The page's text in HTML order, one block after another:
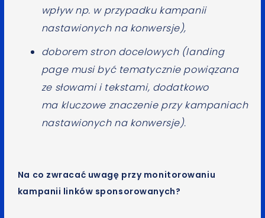
wpływ np. w przypadku kampanii
nastawionych na konwersje),
doborem stron docelowych (landing
page musi być tematycznie powiązana
ze słowami i tekstami, dodatkowo
ma kluczowe znaczenie przy kampaniach
nastawionych na konwersje).
Na co zwracać uwagę przy monitorowaniu
kampanii linków sponsorowanych?